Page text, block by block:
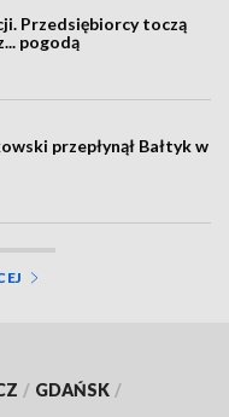
Przedsiębiorcy toczą
pogodą
przepłynął Bałtyk w
/ GDAŃSK /